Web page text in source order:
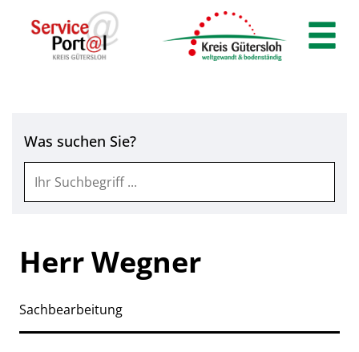
Zum Hauptinhalt springen
Zum Hauptinhalt
Was suchen Sie?
Herr Wegner
Sachbearbeitung